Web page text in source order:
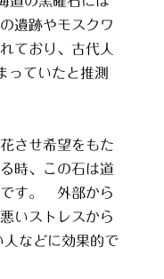
遺跡やモスクワ
ており、古代人
っていたと推測
させ希望をもた
時、この石は道
です。 外部から
いストレスから
などに効果的で